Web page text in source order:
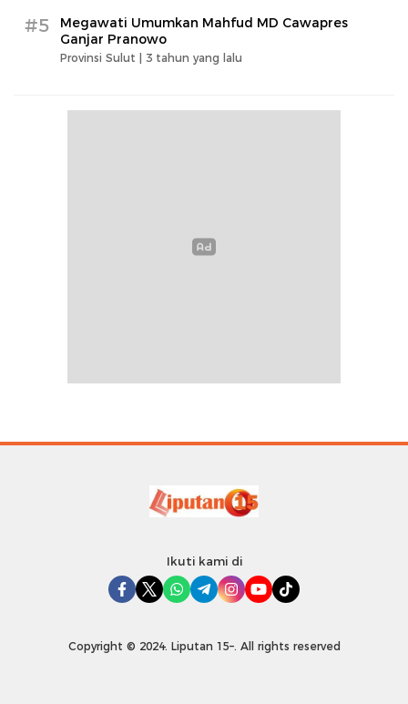
#5
Megawati Umumkan Mahfud MD Cawapres
Ganjar Pranowo
Provinsi Sulut | 3 tahun yang lalu
Ikuti kami di
Copyright © 2024. Liputan 15–. All rights reserved